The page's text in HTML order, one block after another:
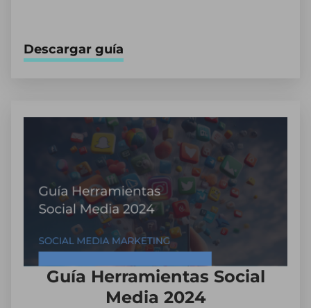
Descargar guía
Guía Herramientas Social
Media 2024